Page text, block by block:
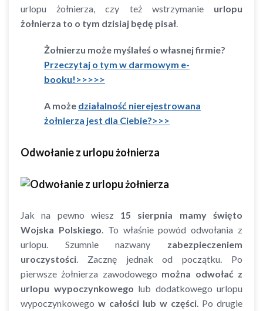
urlopu żołnierza, czy też wstrzymanie urlopu
żołnierza to o tym dzisiaj będę pisał.
Żołnierzu może myślałeś o własnej firmie?
Przeczytaj o tym w darmowym e-
booku!>>>>>
A może działalność nierejestrowana
żołnierza jest dla Ciebie?>>>
Odwołanie z urlopu żołnierza
Jak na pewno wiesz 15 sierpnia mamy święto
Wojska Polskiego. To właśnie powód odwołania z
urlopu. Szumnie nazwany zabezpieczeniem
uroczystości. Zacznę jednak od początku. Po
pierwsze żołnierza zawodowego można odwołać z
urlopu wypoczynkowego lub dodatkowego urlopu
wypoczynkowego w całości lub w części. Po drugie